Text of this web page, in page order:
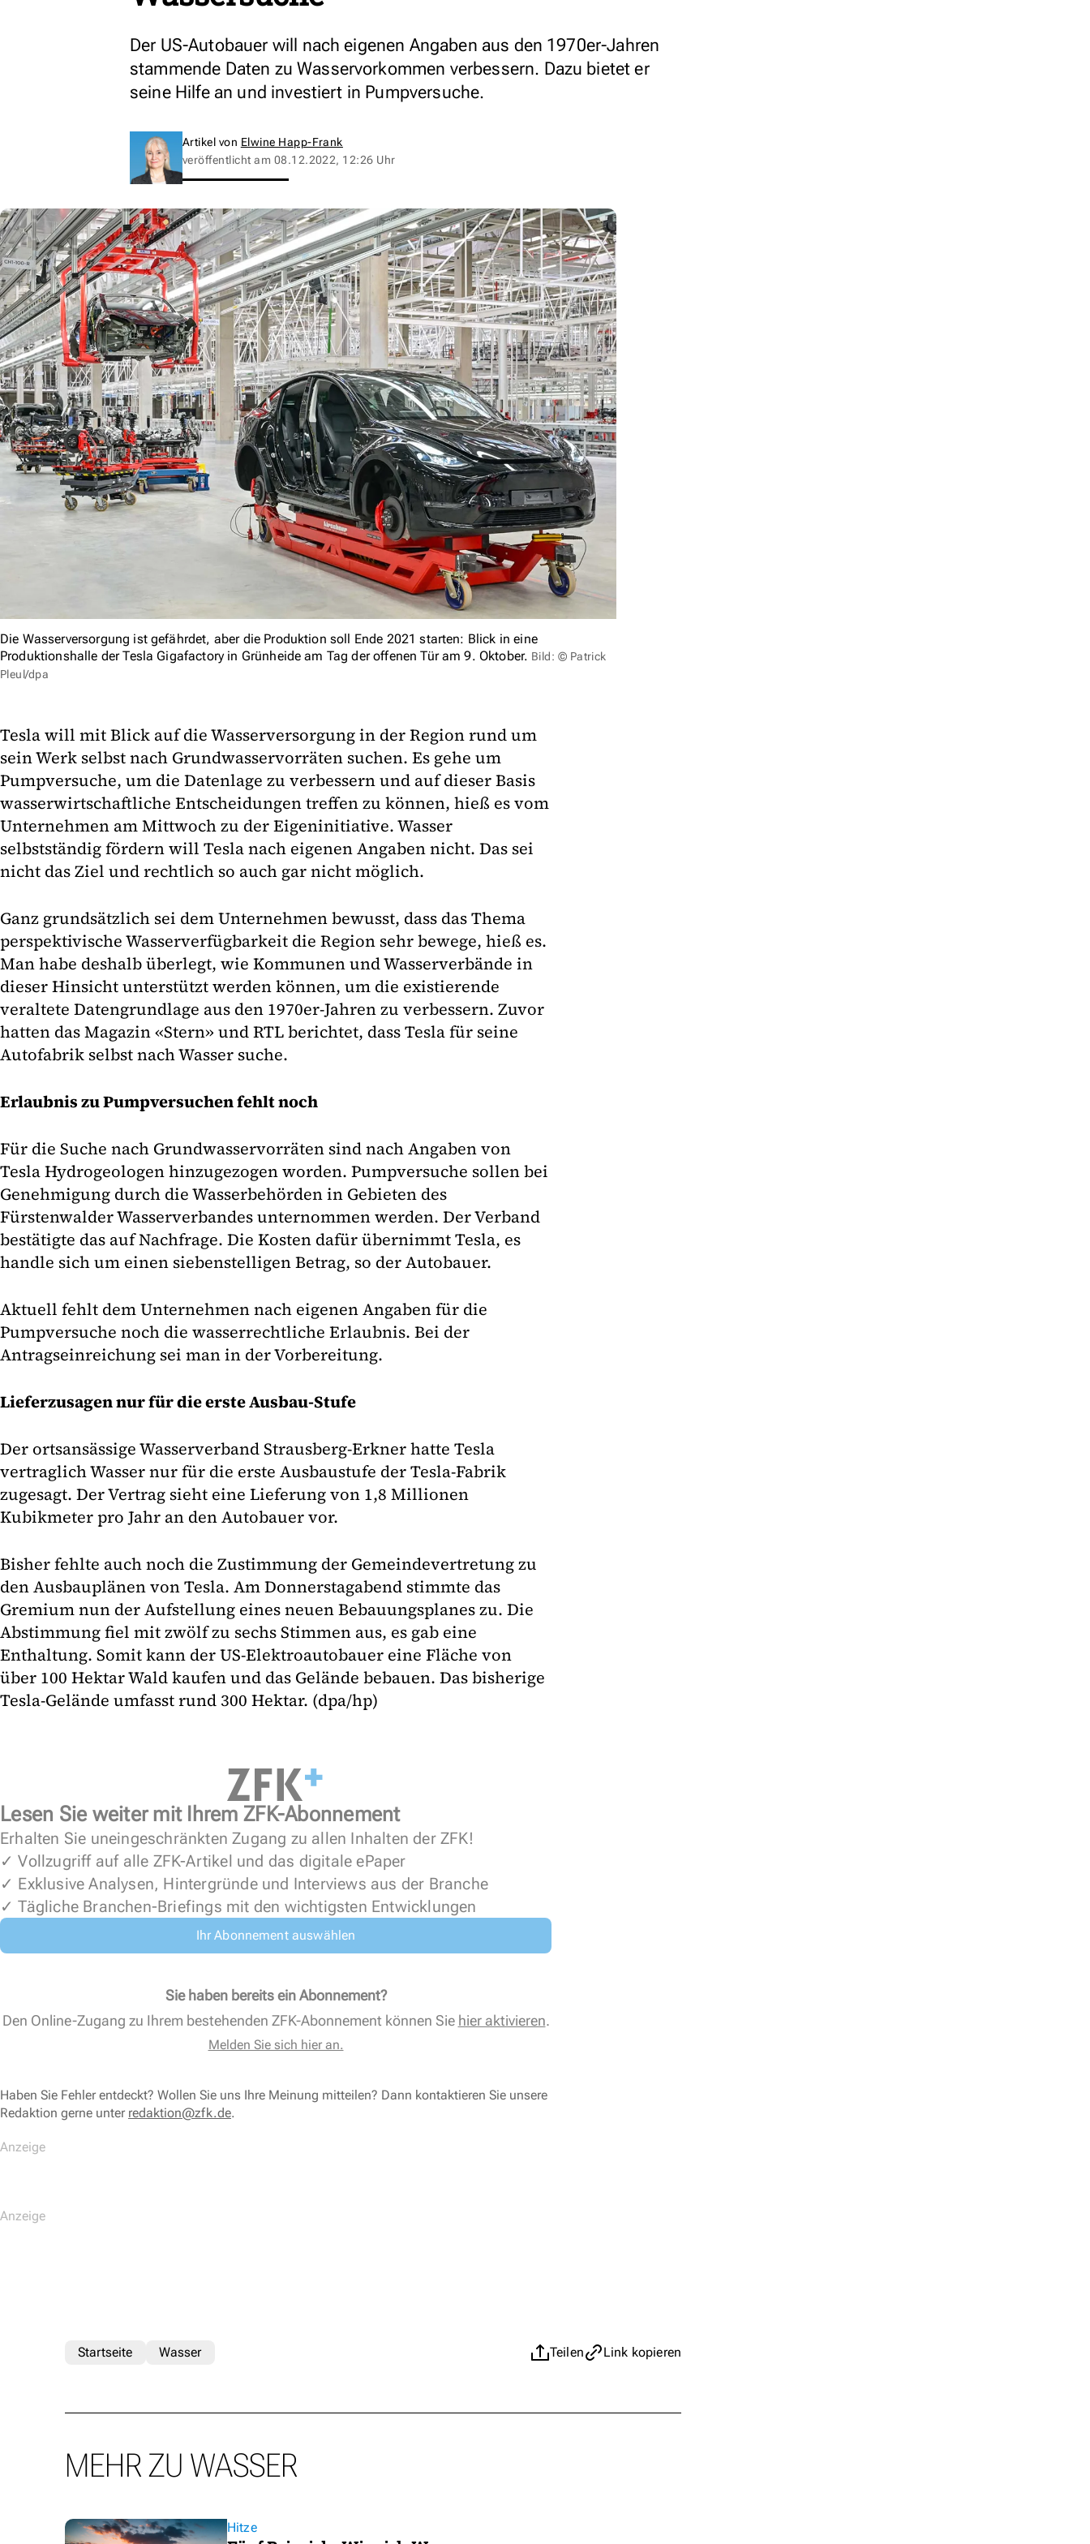
Der US-Autobauer will nach eigenen Angaben aus den 1970er-Jahren
stammende Daten zu Wasservorkommen verbessern. Dazu bietet er
seine Hilfe an und investiert in Pumpversuche.
Artikel von Elwine Happ-Frank
veröffentlicht am 08.12.2022, 12:26 Uhr
Die Wasserversorgung ist gefährdet, aber die Produktion soll Ende 2021 starten: Blick in eine
Produktionshalle der Tesla Gigafactory in Grünheide am Tag der offenen Tür am 9. Oktober. Bild: © Patrick
Pleul/dpa
Tesla will mit Blick auf die Wasserversorgung in der Region rund um
sein Werk selbst nach Grundwasservorräten suchen. Es gehe um
Pumpversuche, um die Datenlage zu verbessern und auf dieser Basis
wasserwirtschaftliche Entscheidungen treffen zu können, hieß es vom
Unternehmen am Mittwoch zu der Eigeninitiative. Wasser
selbstständig fördern will Tesla nach eigenen Angaben nicht. Das sei
nicht das Ziel und rechtlich so auch gar nicht möglich.
Ganz grundsätzlich sei dem Unternehmen bewusst, dass das Thema
perspektivische Wasserverfügbarkeit die Region sehr bewege, hieß es.
Man habe deshalb überlegt, wie Kommunen und Wasserverbände in
dieser Hinsicht unterstützt werden können, um die existierende
veraltete Datengrundlage aus den 1970er-Jahren zu verbessern. Zuvor
hatten das Magazin «Stern» und RTL berichtet, dass Tesla für seine
Autofabrik selbst nach Wasser suche.
Erlaubnis zu Pumpversuchen fehlt noch
Für die Suche nach Grundwasservorräten sind nach Angaben von
Tesla Hydrogeologen hinzugezogen worden. Pumpversuche sollen bei
Genehmigung durch die Wasserbehörden in Gebieten des
Fürstenwalder Wasserverbandes unternommen werden. Der Verband
bestätigte das auf Nachfrage. Die Kosten dafür übernimmt Tesla, es
handle sich um einen siebenstelligen Betrag, so der Autobauer.
Aktuell fehlt dem Unternehmen nach eigenen Angaben für die
Pumpversuche noch die wasserrechtliche Erlaubnis. Bei der
Antragseinreichung sei man in der Vorbereitung.
Lieferzusagen nur für die erste Ausbau-Stufe
Der ortsansässige Wasserverband Strausberg-Erkner hatte Tesla
vertraglich Wasser nur für die erste Ausbaustufe der Tesla-Fabrik
zugesagt. Der Vertrag sieht eine Lieferung von 1,8 Millionen
Kubikmeter pro Jahr an den Autobauer vor.
Bisher fehlte auch noch die Zustimmung der Gemeindevertretung zu
den Ausbauplänen von Tesla. Am Donnerstagabend stimmte das
Gremium nun der Aufstellung eines neuen Bebauungsplanes zu. Die
Abstimmung fiel mit zwölf zu sechs Stimmen aus, es gab eine
Enthaltung. Somit kann der US-Elektroautobauer eine Fläche von
über 100 Hektar Wald kaufen und das Gelände bebauen. Das bisherige
Tesla-Gelände umfasst rund 300 Hektar. (dpa/hp)
Lesen Sie weiter mit Ihrem ZFK-Abonnement
Erhalten Sie uneingeschränkten Zugang zu allen Inhalten der ZFK!
✓ Vollzugriff auf alle ZFK-Artikel und das digitale ePaper
✓ Exklusive Analysen, Hintergründe und Interviews aus der Branche
✓ Tägliche Branchen-Briefings mit den wichtigsten Entwicklungen
Ihr Abonnement auswählen
Sie haben bereits ein Abonnement?
Den Online-Zugang zu Ihrem bestehenden ZFK-Abonnement können Sie hier aktivieren.
Melden Sie sich hier an.
Haben Sie Fehler entdeckt? Wollen Sie uns Ihre Meinung mitteilen? Dann kontaktieren Sie unsere
Redaktion gerne unter redaktion@zfk.de.
Teilen Link kopieren
Startseite Wasser
MEHR ZU WASSER
Hitze